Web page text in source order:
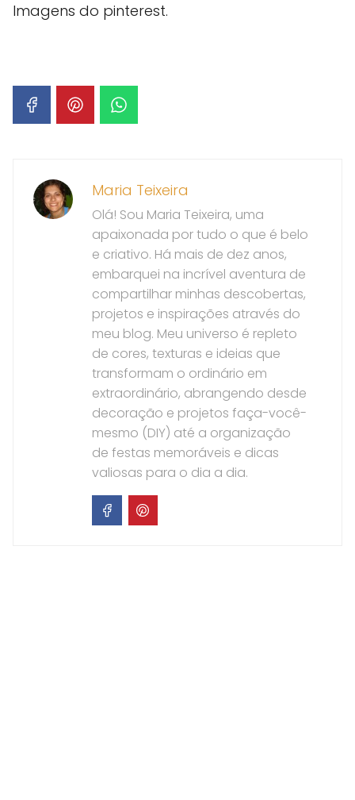
Imagens do pinterest.
Maria Teixeira
Olá! Sou Maria Teixeira, uma
apaixonada por tudo o que é belo
e criativo. Há mais de dez anos,
embarquei na incrível aventura de
compartilhar minhas descobertas,
projetos e inspirações através do
meu blog. Meu universo é repleto
de cores, texturas e ideias que
transformam o ordinário em
extraordinário, abrangendo desde
decoração e projetos faça-você-
mesmo (DIY) até a organização
de festas memoráveis e dicas
valiosas para o dia a dia.